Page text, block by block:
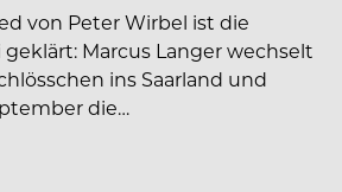
von Peter Wirbel ist die
Marcus Langer wechselt
ins Saarland und
die…